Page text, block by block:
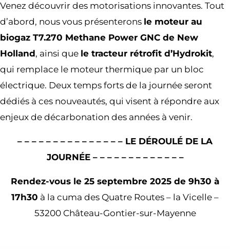
Venez découvrir des motorisations innovantes. Tout
d’abord, nous vous présenterons le moteur au
biogaz T7.270 Methane Power GNC de New
Holland, ainsi que le tracteur rétrofit d’Hydrokit,
qui remplace le moteur thermique par un bloc
électrique. Deux temps forts de la journée seront
dédiés à ces nouveautés, qui visent à répondre aux
enjeux de décarbonation des années à venir.
– – – – – – – – – – – – – – – LE DÉROULÉ DE LA
JOURNÉE – – – – – – – – – – – – –
Rendez-vous le 25 septembre 2025 de 9h30 à
17h30 à la cuma des Quatre Routes – la Vicelle –
53200 Château-Gontier-sur-Mayenne